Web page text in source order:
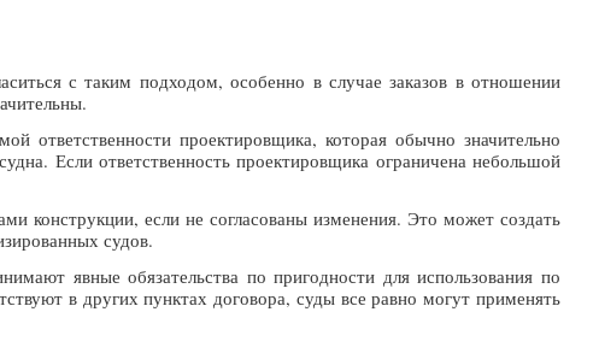
с таким подходом, особенно в случае заказов в отношении
ответственности проектировщика, которая обычно значительно
Если ответственность проектировщика ограничена небольшой
конструкции, если не согласованы изменения. Это может создать
судов.
явные обязательства по пригодности для использования по
в других пунктах договора, суды все равно могут применять